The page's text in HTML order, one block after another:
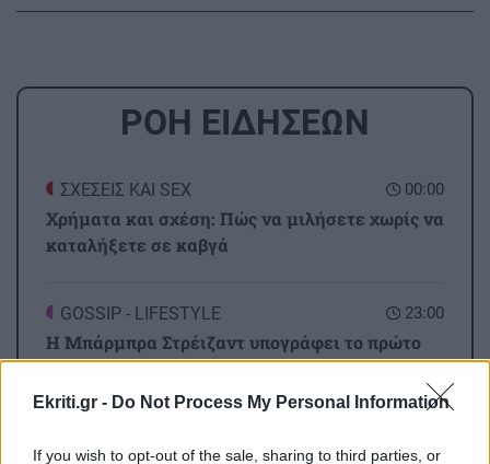
Ekriti.gr - Do Not Process My Personal Information
If you wish to opt-out of the sale, sharing to third parties, or
ΡΟΗ ΕΙΔΗΣΕΩΝ
00:00
ΣΧΕΣΕΙΣ ΚΑΙ SEX
Χρήματα και σχέση: Πώς να μιλήσετε χωρίς να
καταλήξετε σε καβγά
23:00
GOSSIP - LIFESTYLE
Η Μπάρμπρα Στρέιζαντ υπογράφει το πρώτο
της παιδικό βιβλίο